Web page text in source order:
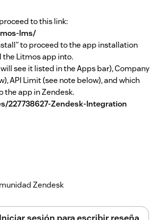
to this link:
lms/
to proceed to the app installation
the Litmos app into.
see it listed in the Apps bar), Company
API Limit (see note below), and which
the app in Zendesk.
Zendesk-Integration
Zendesk